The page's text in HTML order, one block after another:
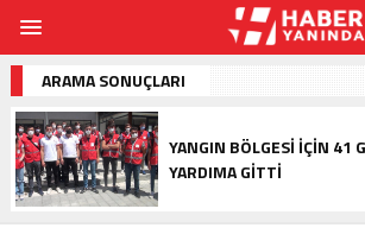
ARAMA SONUÇLARI
YANGIN BÖLGESI IÇIN 41
YARDIMA GITTI